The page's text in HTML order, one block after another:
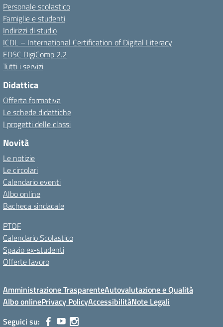
Personale scolastico
Famiglie e studenti
Indirizzi di studio
ICDL – International Certification of Digital Literacy
EDSC DigiComp 2.2
Tutti i servizi
Didattica
Offerta formativa
Le schede didattiche
I progetti delle classi
Novità
Le notizie
Le circolari
Calendario eventi
Albo online
Bacheca sindacale
PTOF
Calendario Scolastico
Spazio ex-studenti
Offerte lavoro
Amministrazione TrasparenteAutovalutazione e Qualità
Albo onlinePrivacy PolicyAccessibilitàNote Legali
Seguici su: